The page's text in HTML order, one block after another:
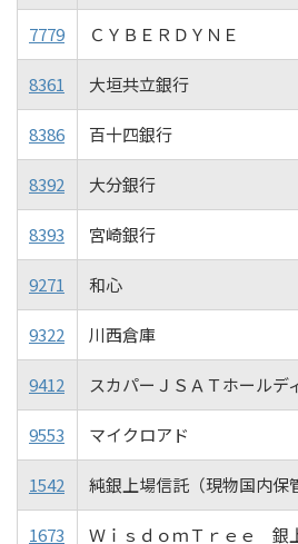
7779 ＣＹＢＥＲＤＹＮＥ
8361 大垣共立銀行
8386 百十四銀行
8392 大分銀行
8393 宮崎銀行
9271 和心
9322 川西倉庫
9412 スカパーＪＳＡＴホールデ
9553 マイクロアド
1542 純銀上場信託（現物国内保
1673 ＷｉｓｄｏｍＴｒｅｅ 銀